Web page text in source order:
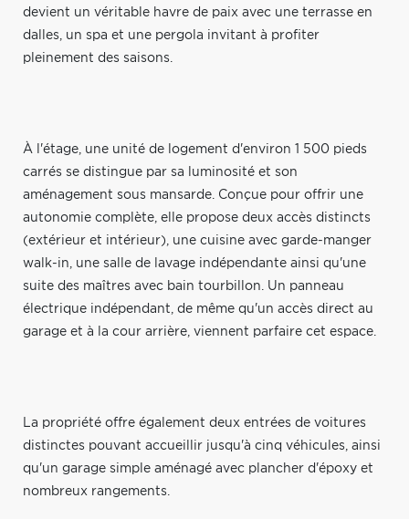
devient un véritable havre de paix avec une terrasse en
dalles, un spa et une pergola invitant à profiter
pleinement des saisons.
À l'étage, une unité de logement d'environ 1 500 pieds
carrés se distingue par sa luminosité et son
aménagement sous mansarde. Conçue pour offrir une
autonomie complète, elle propose deux accès distincts
(extérieur et intérieur), une cuisine avec garde-manger
walk-in, une salle de lavage indépendante ainsi qu'une
suite des maîtres avec bain tourbillon. Un panneau
électrique indépendant, de même qu'un accès direct au
garage et à la cour arrière, viennent parfaire cet espace.
La propriété offre également deux entrées de voitures
distinctes pouvant accueillir jusqu'à cinq véhicules, ainsi
qu'un garage simple aménagé avec plancher d'époxy et
nombreux rangements.